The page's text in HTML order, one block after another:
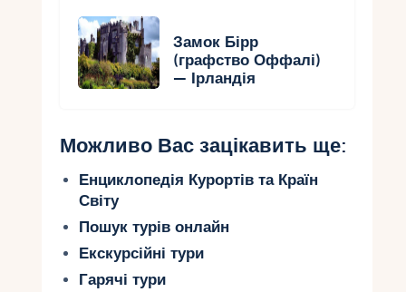
Замок Бірр
(графство Оффалі)
— Ірландія
Можливо Вас зацікавить ще:
Енциклопедія Курортів та Країн
Світу
Пошук турів онлайн
Екскурсійні тури
Гарячі тури